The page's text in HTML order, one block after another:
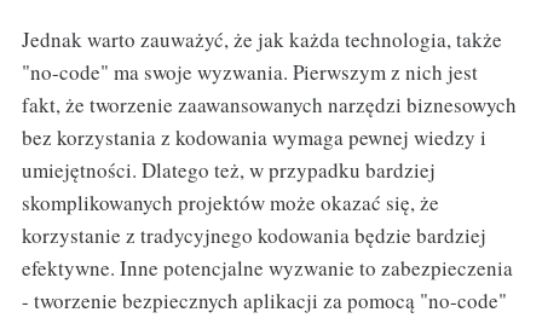
Jednak warto zauważyć, że jak każda technologia, także
"no-code" ma swoje wyzwania. Pierwszym z nich jest
fakt, że tworzenie zaawansowanych narzędzi biznesowych
bez korzystania z kodowania wymaga pewnej wiedzy i
umiejętności. Dlatego też, w przypadku bardziej
skomplikowanych projektów może okazać się, że
korzystanie z tradycyjnego kodowania będzie bardziej
efektywne. Inne potencjalne wyzwanie to zabezpieczenia
- tworzenie bezpiecznych aplikacji za pomocą "no-code"